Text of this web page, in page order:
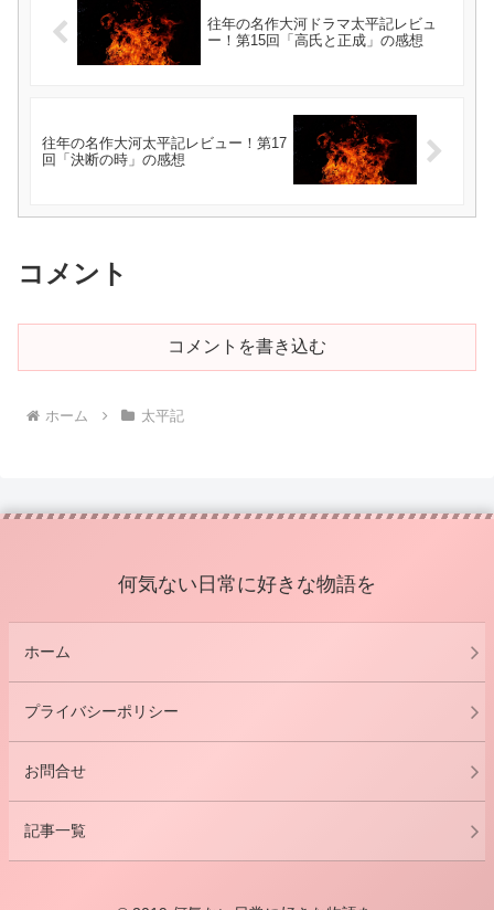
往年の名作大河ドラマ太平記レビュ
ー！第15回「高氏と正成」の感想
往年の名作大河太平記レビュー！第17
回「決断の時」の感想
コメント
コメントを書き込む
ホーム 太平記
何気ない日常に好きな物語を
ホーム
プライバシーポリシー
お問合せ
記事一覧